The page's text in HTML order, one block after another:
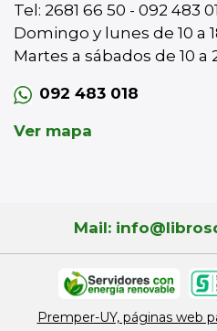
Tel: 2681 66 50 - 092 483
Domingo y lunes de 10 a
Martes a sábados de 10 a
092 483 018
Ver mapa
Mail:
Premper-UY, páginas web